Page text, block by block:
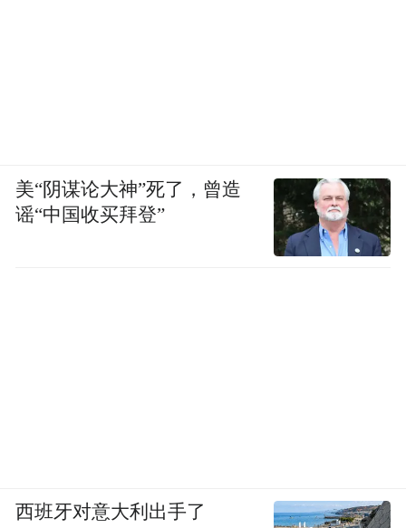
美“阴谋论大神”死了，曾造
谣“中国收买拜登”
西班牙对意大利出手了